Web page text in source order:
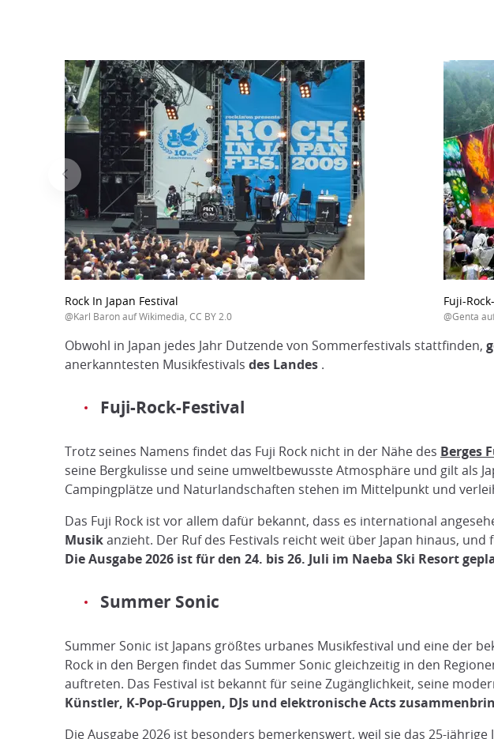
Rock In Japan Festival
@Karl Baron auf Wikimedia, CC BY 2.0
Fuji-
@Genta
Obwohl in Japan jedes Jahr Dutzende von Sommerfestivals stattfinden,
anerkanntesten Musikfestivals des Landes .
Fuji-Rock-Festival
Trotz seines Namens findet das Fuji Rock nicht in der Nähe des Berges
seine Bergkulisse und seine umweltbewusste Atmosphäre und gilt als
Campingplätze und Naturlandschaften stehen im Mittelpunkt und
Das Fuji Rock ist vor allem dafür bekannt, dass es international
Musikanzieht. Der Ruf des Festivals reicht weit über Japan hinaus,
Die Ausgabe 2026 ist für den 24. bis 26. Juli im Naeba Ski Resort
Summer Sonic
Summer Sonic ist Japans größtes urbanes Musikfestival und eine der
Rock in den Bergen findet das Summer Sonic gleichzeitig in den
auftreten. Das Festival ist bekannt für seine Zugänglichkeit, seine
Künstler, K-Pop-Gruppen, DJs und elektronische Acts
Die Ausgabe 2026 ist besonders bemerkenswert, weil sie das 25-